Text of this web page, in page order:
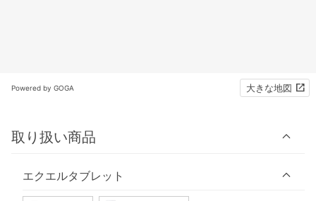
Powered by GOGA 大きな地図
取り扱い商品
エクエルタブレット